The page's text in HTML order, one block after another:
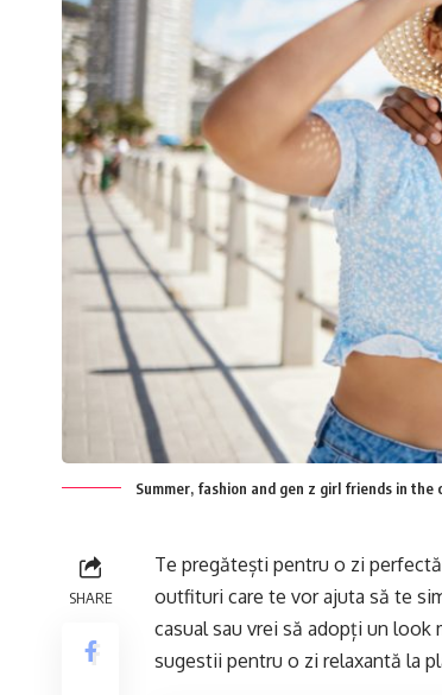
Summer, fashion and gen z girl friends in
SHARE
Te pregătești pentru o zi
outfituri care te vor ajuta să te
casual sau vrei să adopți un
sugestii pentru o zi relaxantă la